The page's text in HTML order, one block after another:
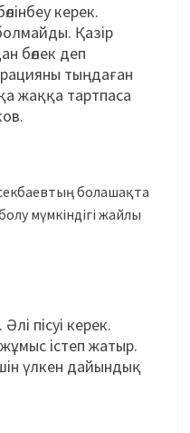
керек.
Қазір
бөлек деп
тыңдаған
жаққа тартпаса
болашақта
мүмкіндігі жайлы
Әлі пісуі керек.
істеп жатыр.
үлкен дайындық